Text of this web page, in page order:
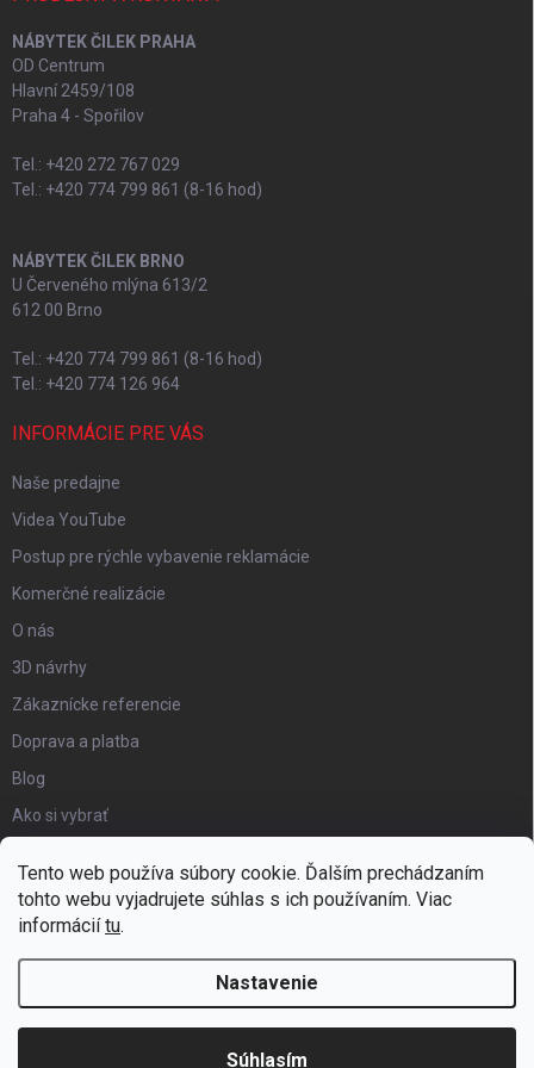
Tento web používa súbory cookie. Ďalším prechádzaním
tohto webu vyjadrujete súhlas s ich používaním. Viac
informáciítu.
Nastavenie
Súhlasím
NÁBYTEK ČILEK PRAHA
OD Centrum
Hlavní 2459/108
Praha 4 - Spořilov
Tel.: +420 272 767 029
Tel.: +420 774 799 861 (8-16 hod)
NÁBYTEK ČILEK BRNO
U Červeného mlýna 613/2
612 00 Brno
Tel.: +420 774 799 861 (8-16 hod)
Tel.: +420 774 126 964
INFORMÁCIE PRE VÁS
Naše predajne
Videa YouTube
Postup pre rýchle vybavenie reklamácie
Komerčné realizácie
O nás
3D návrhy
Zákaznícke referencie
Doprava a platba
Blog
Ako si vybrať
Certifikát kvality
Moja objednávka
Hezký detský nábytok